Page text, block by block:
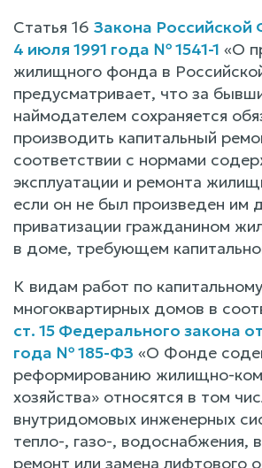
Статья 16 Закона
4 июля 1991 года № 1541-1 «О
жилищного фонда в
предусматривает, что за
наймодателем сохраняется
производить капитальный
соответствии с нормами
эксплуатации и ремонта
если он не был произведен им
приватизации гражданином
в доме, требующем
К видам работ по
многоквартирных домов в
ст. 15 Федерального закона
года № 185-ФЗ «О Фонде
реформированию жилищно-
хозяйства» относятся в том
внутридомовых инженерных
тепло-, газо-, водоснабжения,
ремонт или замена лифтового